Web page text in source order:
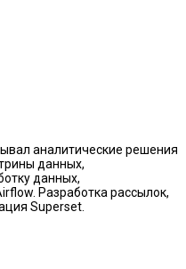
аналитические решения
данных,
данных,
Разработка рассылок,
Superset.